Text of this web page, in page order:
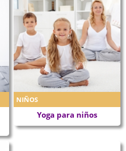
NIÑOS
Yoga para niños